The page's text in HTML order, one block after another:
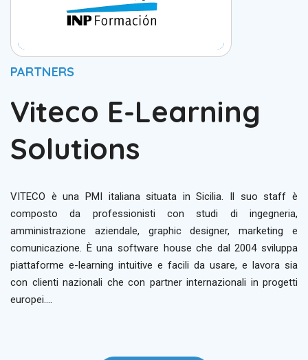
PARTNERS
Viteco E-Learning
Solutions
VITECO è una PMI italiana situata in Sicilia. Il suo staff è
composto da professionisti con studi di ingegneria,
amministrazione aziendale, graphic designer, marketing e
comunicazione. È una software house che dal 2004 sviluppa
piattaforme e-learning intuitive e facili da usare, e lavora sia
con clienti nazionali che con partner internazionali in progetti
europei….